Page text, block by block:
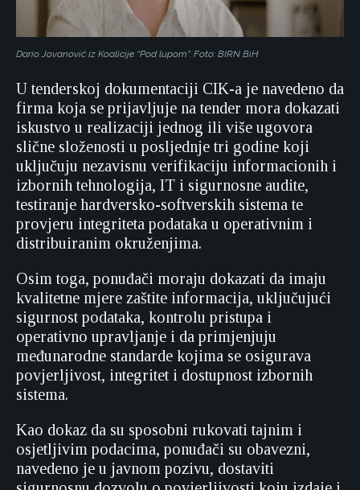
Dario Jovanović iz Koalicije “Pod lupom”. Foto: BIRN BiH
U tenderskoj dokumentaciji CIK-a je navedeno da
firma koja se prijavljuje na tender mora dokazati
iskustvo u realizaciji jednog ili više ugovora
slične složenosti u posljednje tri godine koji
uključuju nezavisnu verifikaciju informacionih i
izbornih tehnologija, IT i sigurnosne audite,
testiranje hardversko-softverskih sistema te
provjeru integriteta podataka u operativnim i
distribuiranim okruženjima.
Osim toga, ponuđači moraju dokazati da imaju
kvalitetne mjere zaštite informacija, uključujući
sigurnost podataka, kontrolu pristupa i
operativno upravljanje i da primjenjuju
međunarodne standarde kojima se osigurava
povjerljivost, integritet i dostupnost izbornih
sistema.
Kao dokaz da su sposobni rukovati tajnim i
osjetljivim podacima, ponuđači su obavezni,
navedeno je u javnom pozivu, dostaviti